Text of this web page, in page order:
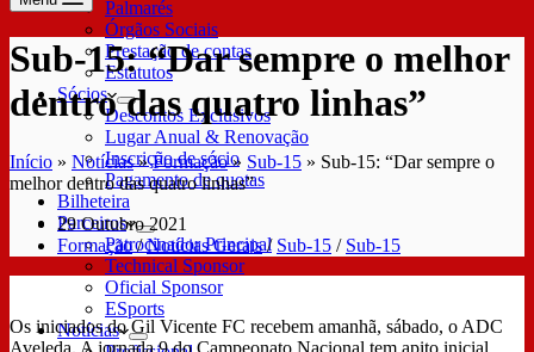
Palmarés
Órgãos Sociais
Prestação de contas
Estatutos
Sócios
Descontos Exclusivos
Lugar Anual & Renovação
Inscrição de sócio
Pagamento de quotas
Bilheteira
Parceiros
Patrocinador Principal
Technical Sponsor
Oficial Sponsor
ESports
Notícias
Sub-15: “Dar sempre o melhor
dentro das quatro linhas”
Início » Notícias»Formação» Sub-15 » Sub-15: “Dar sempre o
melhor dentro das quatro linhas”
29 Outubro 2021
Formação/Notícias Gerais/ Sub-15 / Sub-15
Os iniciados do Gil Vicente FC recebem amanhã, sábado, o ADC
Aveleda. A jornada 9 do Campeonato Nacional tem apito inicial